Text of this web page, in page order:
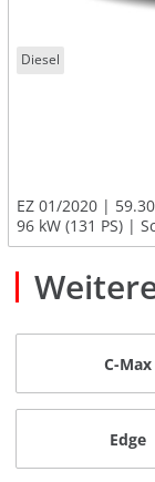
Diesel
EZ 01/2020
96 kW (131 PS)
C-Max
Edge